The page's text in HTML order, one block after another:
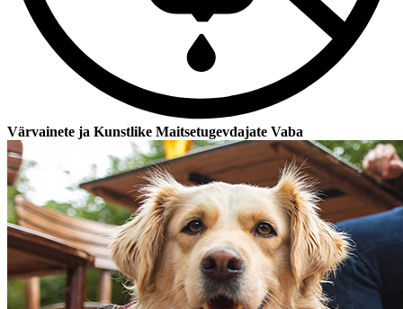
Värvainete ja Kunstlike Maitsetugevdajate Vaba